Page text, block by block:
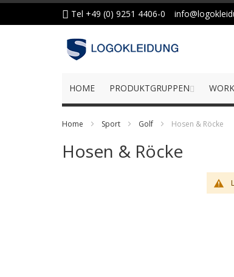
Zum
springen
Tel +49 (0) 9251 4406-0
HOME PRODUKTGRUPPEN
Home Sport Golf Hosen & Röcke
Hosen & Röcke